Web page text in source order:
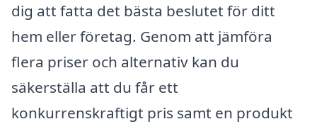
dig att fatta det bästa beslutet för ditt
hem eller företag. Genom att jämföra
flera priser och alternativ kan du
säkerställa att du får ett
konkurrenskraftigt pris samt en produkt